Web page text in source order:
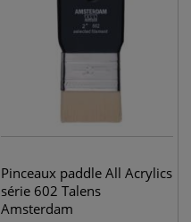
Pinceaux paddle All Acrylics
série 602 Talens
Amsterdam